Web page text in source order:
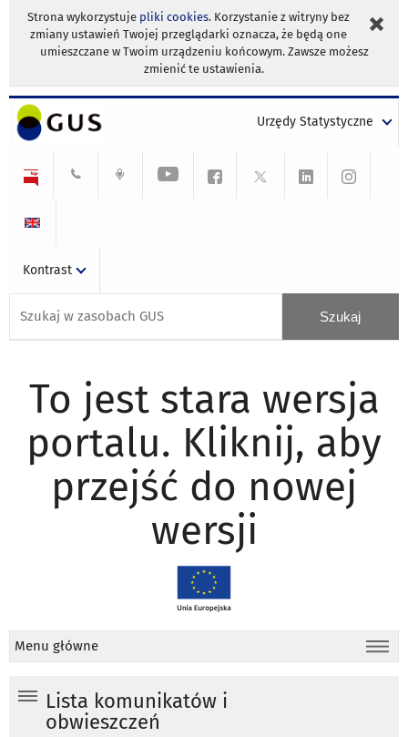
Strona wykorzystuje pliki cookies. Korzystanie z witryny bez
zmiany ustawień Twojej przeglądarki oznacza, że będą one
umieszczane w Twoim urządzeniu końcowym. Zawsze możesz
zmienić te ustawienia.
Urzędy Statystyczne
Kontrast
To jest stara wersja
portalu. Kliknij, aby
przejść do nowej
wersji
Menu główne
Lista komunikatów i
obwieszczeń